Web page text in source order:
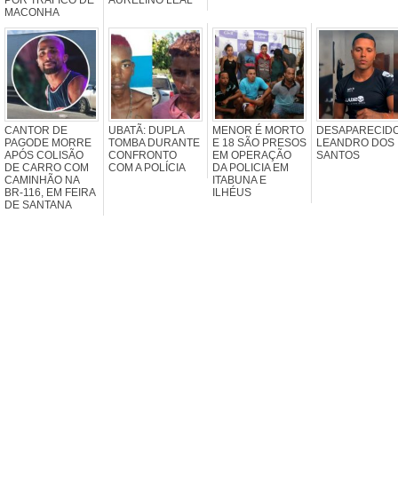
MACONHA
CANTOR DE
PAGODE MORRE
APÓS COLISÃO
DE CARRO COM
CAMINHÃO NA
BR-116, EM FEIRA
DE SANTANA
UBATÃ: DUPLA
TOMBA DURANTE
CONFRONTO
COM A POLÍCIA
MENOR É MORTO
E 18 SÃO PRESOS
EM OPERAÇÃO
DA POLICIA EM
ITABUNA E
ILHÉUS
LEANDRO DOS
SANTOS